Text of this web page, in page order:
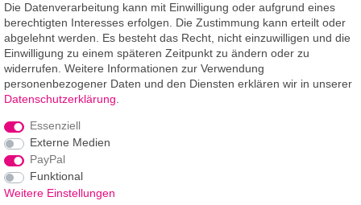
ROOMPIXXeine Marke der
F.A.R.B. Digitaldruck GmbH
Chemnitzer Straße 12a
09235 Burkhardtsdorf
Telefon: 03721-263 994-2
Telefon: 03721-329 259-8
Telefax: 03721-263 994-3
E-Mail: info@roompixx.com
Die Datenverarbeitung kann mit Einwilligung oder aufgrund eines
berechtigten Interesses erfolgen. Die Zustimmung kann erteilt oder
abgelehnt werden. Es besteht das Recht, nicht einzuwilligen und die
Einwilligung zu einem späteren Zeitpunkt zu ändern oder zu
widerrufen. Weitere Informationen zur Verwendung
personenbezogener Daten und den Diensten erklären wir in unserer
Daten­schutz­erklärung
Essenziell
Externe Medien
PayPal
Funktional
Weitere Einstellungen